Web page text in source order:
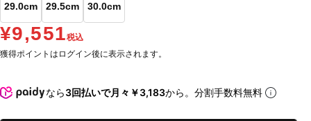
29.0cm 29.5cm 30.0cm
¥9,551税込
獲得ポイントはログイン後に表示されます。
なら3回払いで月々￥3,183から。分割手数料無料